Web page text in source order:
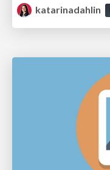
katarinadahlin